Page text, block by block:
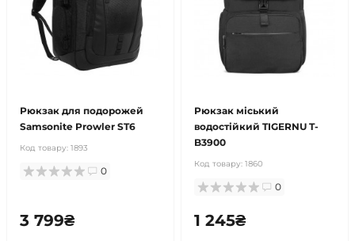
Рюкзак для подорожей
Samsonite Prowler ST6
Код товару: 1893
0
3 799₴
Рюкзак міський
водостійкий TIGERNU T-
B3900
Код товару: 1860
0
1 245₴